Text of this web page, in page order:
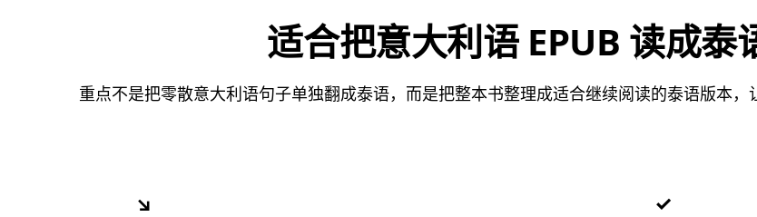
适合把意大利语 EPUB 读成泰
重点不是把零散意大利语句子单独翻成泰语，而是把整本书整理成适合继续阅读的泰语版本，
↘ ✓